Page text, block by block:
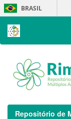
Skip
navigation
BRASIL
Repositório de